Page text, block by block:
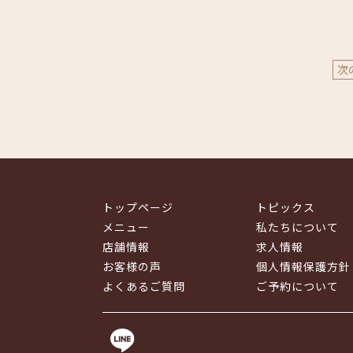
次
トップページ
メニュー
店舗情報
お客様の声
よくあるご質問
トピックス
私たちについて
求人情報
個人情報保護方針
ご予約について